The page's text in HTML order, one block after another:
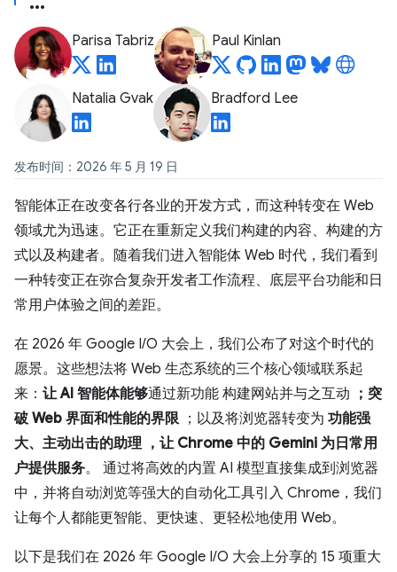
Parisa Tabriz Paul Kinlan
Natalia Gvak Bradford Lee
发布时间：2026 年 5 月 19 日
智能体正在改变各行各业的开发方式，而这种转变在 Web
领域尤为迅速。它正在重新定义我们构建的内容、构建的方
式以及构建者。随着我们进入智能体 Web 时代，我们看到
一种转变正在弥合复杂开发者工作流程、底层平台功能和日
常用户体验之间的差距。
在 2026 年 Google I/O 大会上，我们公布了对这个时代的
愿景。这些想法将 Web 生态系统的三个核心领域联系起
来： 让 AI 智能体能够通过新功能 构建网站并与之互动 ；突
破 Web 界面和性能的界限；以及将浏览器转变为 功能强
大、主动出击的助理 ，让 Chrome 中的 Gemini 为日常用
户提供服务。 通过将高效的内置 AI 模型直接集成到浏览器
中，并将自动浏览等强大的自动化工具引入 Chrome，我们
让每个人都能更智能、更快速、更轻松地使用 Web。
以下是我们在 2026 年 Google I/O 大会上分享的 15 项重大